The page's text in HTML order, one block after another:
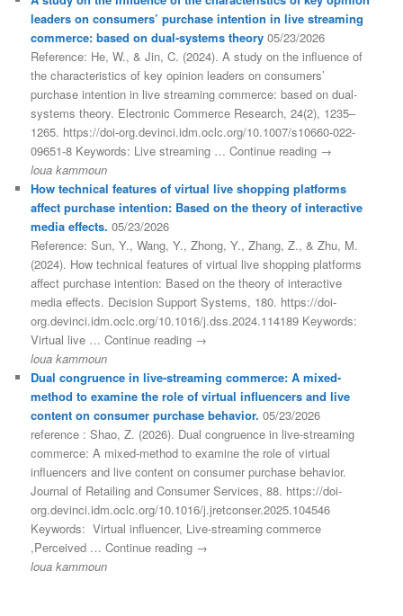
leaders on consumers’ purchase intention in live streaming
commerce: based on dual-systems theory 05/23/2026
Reference: He, W., & Jin, C. (2024). A study on the influence of
the characteristics of key opinion leaders on consumers’
purchase intention in live streaming commerce: based on dual-
systems theory. Electronic Commerce Research, 24(2), 1235–
1265. https://doi-org.devinci.idm.oclc.org/10.1007/s10660-022-
09651-8 Keywords: Live streaming … Continue reading →
loua kammoun
How technical features of virtual live shopping platforms
affect purchase intention: Based on the theory of interactive
media effects. 05/23/2026
Reference: Sun, Y., Wang, Y., Zhong, Y., Zhang, Z., & Zhu, M.
(2024). How technical features of virtual live shopping platforms
affect purchase intention: Based on the theory of interactive
media effects. Decision Support Systems, 180. https://doi-
org.devinci.idm.oclc.org/10.1016/j.dss.2024.114189 Keywords:
Virtual live … Continue reading →
loua kammoun
Dual congruence in live-streaming commerce: A mixed-
method to examine the role of virtual influencers and live
content on consumer purchase behavior. 05/23/2026
reference : Shao, Z. (2026). Dual congruence in live-streaming
commerce: A mixed-method to examine the role of virtual
influencers and live content on consumer purchase behavior.
Journal of Retailing and Consumer Services, 88. https://doi-
org.devinci.idm.oclc.org/10.1016/j.jretconser.2025.104546
Keywords: Virtual influencer, Live-streaming commerce
,Perceived … Continue reading →
loua kammoun